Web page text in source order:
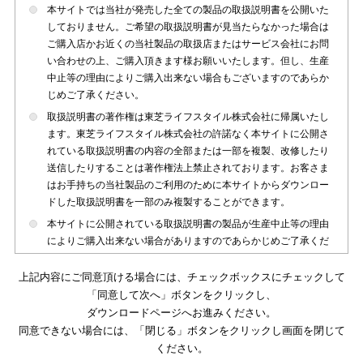
本サイトでは当社が発売した全ての製品の取扱説明書を公開いた
しておりません。ご希望の取扱説明書が見当たらなかった場合は
ご購入店かお近くの当社製品の取扱店またはサービス会社にお問
い合わせの上、ご購入頂きます様お願いいたします。但し、生産
中止等の理由によりご購入出来ない場合もございますのであらか
じめご了承ください。
取扱説明書の著作権は東芝ライフスタイル株式会社に帰属いたし
ます。東芝ライフスタイル株式会社の許諾なく本サイトに公開さ
れている取扱説明書の内容の全部または一部を複製、改修したり
送信したりすることは著作権法上禁止されております。お客さま
はお手持ちの当社製品のご利用のために本サイトからダウンロー
ドした取扱説明書を一部のみ複製することができます。
本サイトに公開されている取扱説明書の製品が生産中止等の理由
によりご購入出来ない場合がありますのであらかじめご了承くだ
本サイトに公開されている取扱説明書は、製品が発売された時点
のものを掲載しております。従いまして本サイトに掲載されてい
る取扱説明書の記載内容とお客さまがお持ちの製品の仕様がその
後のマイナーチェンジ等で変更になる場合がございます。本サイ
トに公開されている取扱説明書の内容とお手持ちの製品の仕様に
上記内容にご同意頂ける場合には、チェックボックスにチェックして
「同意して次へ」ボタンをクリックし、
ダウンロードページへお進みください。
同意できない場合には、「閉じる」ボタンをクリックし画面を閉じて
ください。